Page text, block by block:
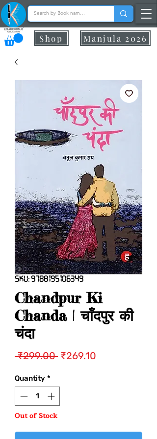
Manjula 2026
Shop
SKU: 9788195106349
Chandpur Ki
Chanda | चाँदपुर की
चंदा
₹299.00 Regular
₹269.10
Quantity *
Out of Stock